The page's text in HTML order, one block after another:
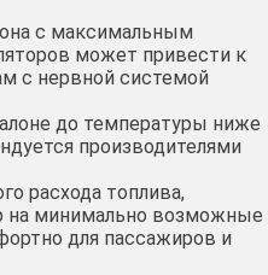
с максимальным
может привести к
с нервной системой
до температуры ниже
производителями
расхода топлива,
на минимально возможные
для пассажиров и